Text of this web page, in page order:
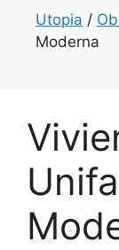
Utopia /
Moderna